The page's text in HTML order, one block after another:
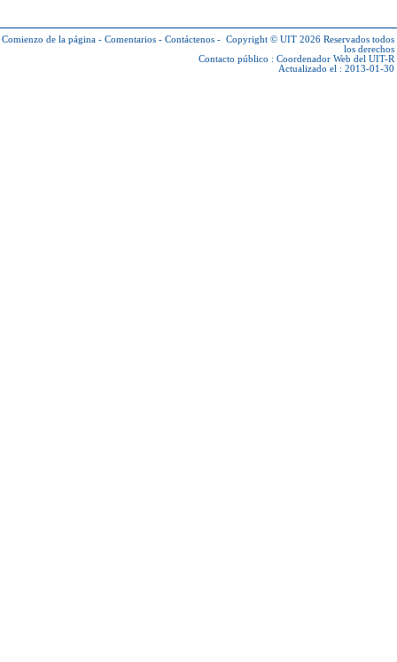
Comienzo de la página - Comentarios - Contáctenos - Copyright © UIT 2026 Reservados todos
los derechos
Contacto público : Coordenador Web del UIT-R
Actualizado el : 2013-01-30